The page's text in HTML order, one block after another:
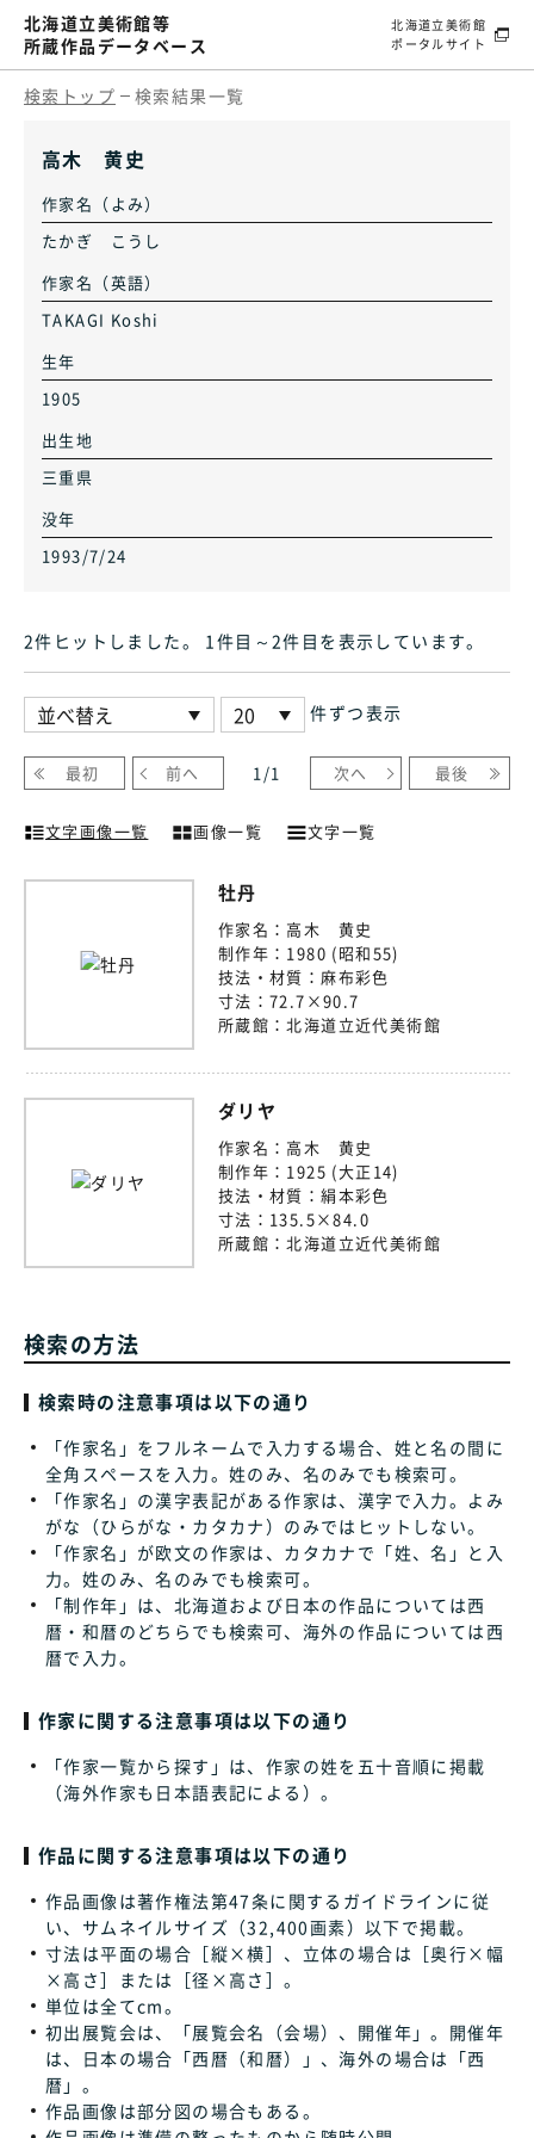
北海道立美術館等
所蔵作品データベース
北海道立美術館
ポータルサイト
検索トップ 検索結果一覧
高木 黄史
作家名（よみ）
たかぎ こうし
作家名（英語）
TAKAGI Koshi
生年
1905
出生地
三重県
没年
1993/7/24
2件ヒット しました。 1件目～2件目 を表示しています。
件ずつ表示
最初 前へ 1 /1 次へ 最後
文字画像一覧 画像一覧 文字一覧
牡丹
作家名： 高木 黄史
制作年： 1980 (昭和55)
技法・材質： 麻布彩色
寸法： 72.7×90.7
所蔵館：北海道立近代美術館
ダリヤ
作家名： 高木 黄史
制作年： 1925 (大正14)
技法・材質：絹本彩色
寸法： 135.5×84.0
所蔵館： 北海道立近代美術館
検索の方法
検索時の注意事項は以下の通り
「作家名」をフルネームで入力する場合、姓と名の間に
全角スペースを入力。姓のみ、名のみでも検索可。
「作家名」の漢字表記がある作家は、漢字で入力。よみ
がな（ひらがな・カタカナ）のみではヒットしない。
「作家名」が欧文の作家は、カタカナで「姓、名」と入
力。姓のみ、名のみでも検索可。
「制作年」は、北海道および日本の作品については西
暦・和暦のどちらでも検索可、海外の作品については西
暦で入力。
作家に関する注意事項は以下の通り
「作家一覧から探す」は、作家の姓を五十音順に掲載
（海外作家も日本語表記による）。
作品に関する注意事項は以下の通り
作品画像は著作権法第47条に関するガイドラインに従
い、サムネイルサイズ（32,400画素）以下で掲載。
寸法は平面の場合［縦×横］、立体の場合は［奥行×幅
×高さ］または［径×高さ］。
単位は全てcm。
初出展覧会は、「展覧会名（会場）、開催年」。開催年
は、日本の場合「西暦（和暦）」、海外の場合は「西
暦」。
作品画像は部分図の場合もある。